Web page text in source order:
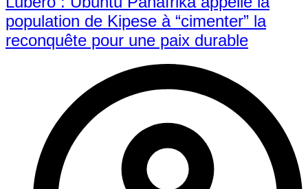
population de Kipese à “cimenter” la
reconquête pour une paix durable